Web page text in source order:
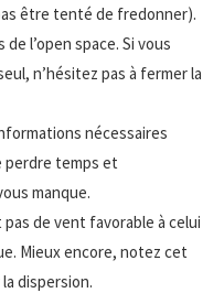
être tenté de fredonner).
l’open space. Si vous
n’hésitez pas à fermer la
nécessaires
perdre temps et
manque.
de vent favorable à celui
Mieux encore, notez cet
dispersion.